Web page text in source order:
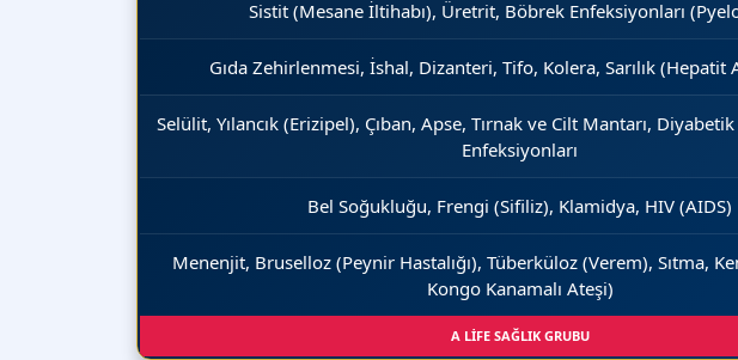
Sistit (Mesane İltihabı), Üretrit, Böbrek Enfeksiyonları
Gıda Zehirlenmesi, İshal, Dizanteri, Tifo, Kolera, Sarılık (Hepatit
Selülit, Yılancık (Erizipel), Çıban, Apse, Tırnak ve Cilt Mantarı,
Enfeksiyonları
Bel Soğukluğu, Frengi (Sifiliz), Klamidya, HIV (AIDS)
Menenjit, Bruselloz (Peynir Hastalığı), Tüberküloz (Verem), Sıtma,
Kongo Kanamalı Ateşi)
A LİFE SAĞLIK GRUBU